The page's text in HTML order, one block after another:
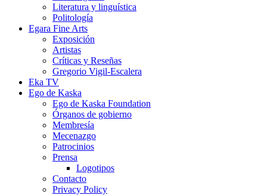
Literatura y linguística
Politología
Egara Fine Arts
Exposición
Artistas
Críticas y Reseñas
Gregorio Vigil-Escalera
Eka TV
Ego de Kaska
Ego de Kaska Foundation
Órganos de gobierno
Membresía
Mecenazgo
Patrocinios
Prensa
Logotipos
Contacto
Privacy Policy